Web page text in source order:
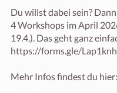
Du willst dabei sein?
4 Workshops im April
19.4.). Das geht ganz
https://forms.gle/
Mehr Infos findest du